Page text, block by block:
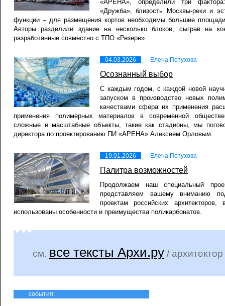
«АРЕНА», определили три
«Дружба», близость Москвы-реки и
функции – для размещения кортов необходимы большие
Авторы разделили здание на несколько блоков, сыграв на
разработанные совместно с ТПО «Резерв».
04.03.2026 Елена Петухова
Осознанный выбор
С каждым годом, с каждой новой
запуском в производство новых
качествами сфера их применения
применения полимерных материалов в современной
сложные и масштабные объекты, такие как стадионы, мы
директора по проектированию ПИ «АРЕНА» Алексеем Орловым.
19.01.2026 Елена Петухова
Палитра возможностей
Продолжаем наш специальный
представляем вашему вниманию
проектам российских
использованы особенности и преимущества поликарбонатов.
см. все тексты Архи.ру /
события: